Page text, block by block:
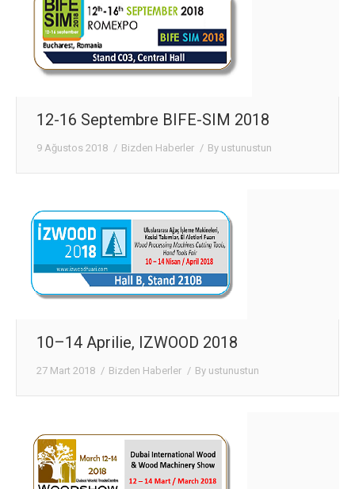
12-16 Septembre BIFE-SIM 2018
9 Ağustos 2018 Bizden Haberler By ustunustun
10–14 Aprilie, IZWOOD 2018
27 Mart 2018 Bizden Haberler By ustunustun